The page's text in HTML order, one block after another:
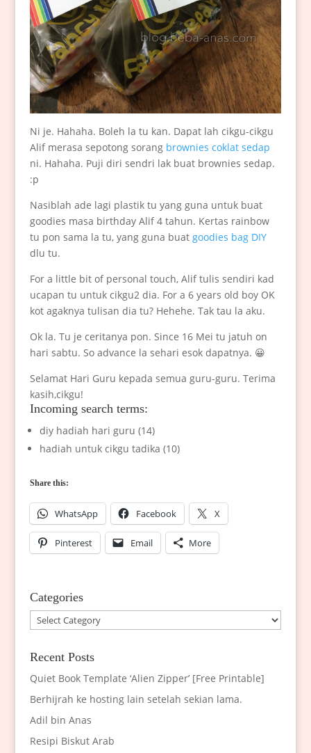
Ni je. Hahaha. Boleh la tu kan. Dapat lah cikgu-cikgu
Alif merasa sepotong sorang brownies coklat sedap
ni. Hahaha. Puji diri sendri lak buat brownies sedap.
:p
Nasiblah ade lagi plastik tu yang guna untuk buat
goodies masa birthday Alif 4 tahun. Kertas rainbow
tu pon sama la tu, yang guna buat goodies bag DIY
dlu tu.
For a little bit of personal touch, Alif tulis sendiri kad
ucapan tu untuk cikgu2 dia. For a 6 years old boy OK
kot agaknya tulisan dia tu? Hehehe. Tak tau la aku.
Ok la. Tu je ceritanya pon. Since 16 Mei tu jatuh on
hari sabtu. So advance la sehari esok dapatnya. 😀
Selamat Hari Guru kepada semua guru-guru. Terima
kasih,cikgu!
Incoming search terms:
diy hadiah hari guru (14)
hadiah untuk cikgu tadika (10)
Share this:
WhatsApp Facebook X
Pinterest Email More
Categories
Categories
Recent Posts
Quiet Book Template ‘Alien Zipper’ [Free Printable]
Berhijrah ke hosting lain setelah sekian lama.
Adil bin Anas
Resipi Biskut Arab